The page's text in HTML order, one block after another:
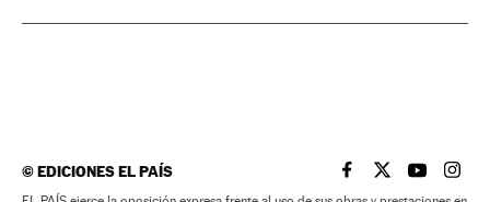
©EDICIONES EL PAÍS EL PAÍS BRASIL EN
EL PAÍSEL PAÍS
EL